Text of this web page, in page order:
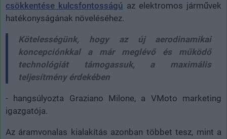
csökkentése kulcsfontosságú az elektromos járművek
hatékonyságának növeléséhez.
Kötelességünk, hogy az új aerodinamikai
koncepciónkkal a már meglévő és működő
technológiát támogassuk, a maximális
teljesítmény érdekében
- hangsúlyozta Graziano Milone, a VMoto marketing
igazgatója.
Az áramvonalas kialakítás azonban többet tesz, mint a